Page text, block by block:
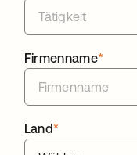
*
Firmenname
*
Land